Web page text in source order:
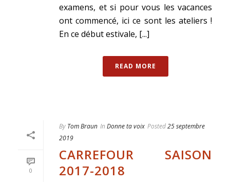
examens, et si pour vous les vacances
ont commencé, ici ce sont les ateliers !
En ce début estivale, [...]
READ MORE
0
By Tom Braun In Donne ta voix Posted25 septembre
2019
CARREFOUR SAISON
2017-2018